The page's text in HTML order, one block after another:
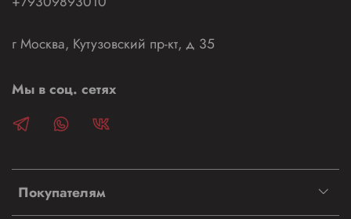
Покупателям
г Москва, Кутузовский пр-кт, д 35
Мы в соц. сетях